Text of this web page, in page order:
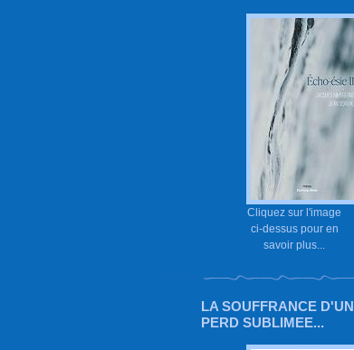
Cliquez sur l'image
ci-dessus pour en
savoir plus...
LA SOUFFRANCE D'UN
PERD SUBLIMEE...